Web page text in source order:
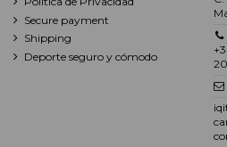
Secure payment
Shipping
Deporte seguro y cómodo
20